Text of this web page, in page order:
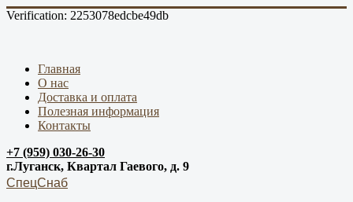
Verification: 2253078edcbe49db
Главная
О нас
Доставка и оплата
Полезная информация
Контакты
+7 (959) 030-26-30
г.Луганск, Квартал Гаевого, д. 9
СпецСнаб